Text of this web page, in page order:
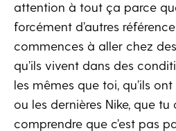
attention à tout ça parce
forcément d’autres
commences à aller chez
qu’ils vivent dans des
les mêmes que toi, qu’ils
ou les dernières Nike, que
comprendre que c’est pas